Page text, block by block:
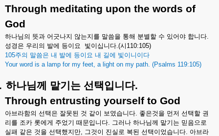
Through meditating upon the words of
God
하나님의 뜻과 어긋나지 않는지를 말씀을 통해 분별할 수 있어야 합니다.
성경은 우리의 발에 등이요 빛이십니다.(시 110:105)
105주의 말씀은 내 발에 등이요 내 길에 빛이니이다
Your word is a lamp for my feet, a light on my path. (Psalms 119:105)
하나님께 맡기는 선택입니다.
Through entrusting yourself to God
아브라함의 선택은 잘못된 것 같이 보였습니다. 좋은것을 먼저 선택할 권
리를 조카 롯에게 주었기 때문입니다. 그러나 하나님께 맡기는 믿음으로
실패 같은 것을 선택했지만, 그것이 진실로 복된 선택이었습니다. 아브라